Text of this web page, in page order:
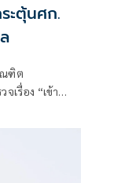
ะตุ้นศก.
ณฑิต
เรื่อง “เข้า